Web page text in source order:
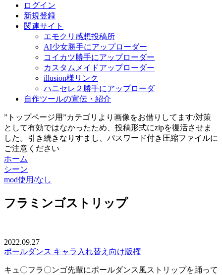
ログイン
新規登録
関連サイト
エモクリ感想投稿所
AI少女勝手にアップローダー
コイカツ勝手にアップローダー
カスタムメイドアップローダー
illusion様リンク
ハニセレ２勝手にアップローダ
自作ツールの宣伝・紹介
”トップページ用”カテゴリより画像をお借りしてます/対策
として有効ではなかったため、投稿形式にzipを復活させま
した。引き続きなりすまし、パスワード付き圧縮ファイルに
ご注意ください
ホーム
シーン
mod使用/なし
フラミンゴストリップ
2022.09.27
ポールダンス キャラ入れ替え向け版権
キュ〇フラ〇ンゴ先輩にポールダンス風ストリップを踊って